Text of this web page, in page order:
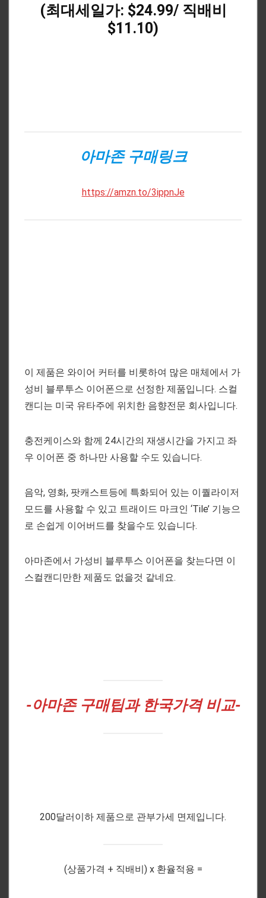
(최대세일가: $24.99/ 직배비
$11.10)
아마존 구매링크
https://amzn.to/3ippnJe
이 제품은 와이어 커터를 비롯하여 많은 매체에서 가
성비 블루투스 이어폰으로 선정한 제품입니다. 스컬
캔디는 미국 유타주에 위치한 음향전문 회사입니다.
충전케이스와 함께 24시간의 재생시간을 가지고 좌
우 이어폰 중 하나만 사용할 수도 있습니다.
음악, 영화, 팟캐스트등에 특화되어 있는 이퀄라이저
모드를 사용할 수 있고 트래이드 마크인 ‘Tile’ 기능으
로 손쉽게 이어버드를 찾을수도 있습니다.
아마존에서 가성비 블루투스 이어폰을 찾는다면 이
스컬캔디만한 제품도 없을것 같네요.
-아마존 구매팁과 한국가격 비교-
200달러이하 제품으로 관부가세 면제입니다.
(상품가격 + 직배비) x 환율적용 =